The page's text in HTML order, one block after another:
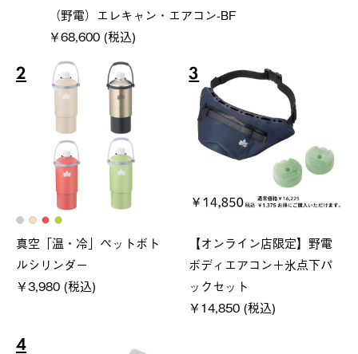
（野電）エレキャン・エアコン-BF
￥68,600 (税込)
2
真空「温・冷」ペットボト
ルシリンダー
￥3,980 (税込)
3
【オンライン店限定】野電
ボディエアコン＋氷点下パ
ックセット
￥14,850 (税込)
4